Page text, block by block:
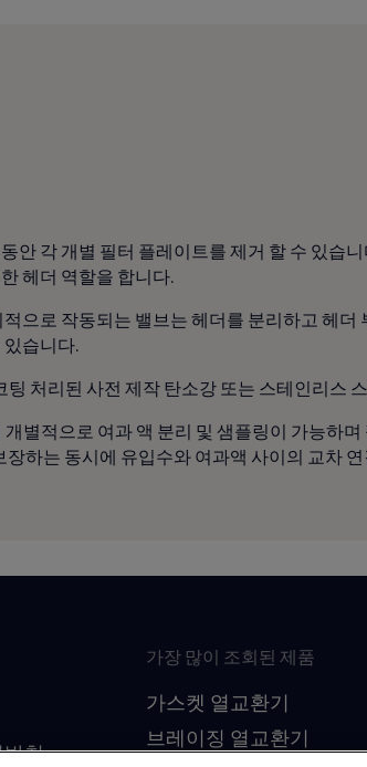
각 개별 필터 플레이트를 제거 할 수 있습
헤더 역할을 합니다.
으로 작동되는 밸브는 헤더를 분리하고 헤
습니다.
처리된 사전 제작 탄소강 또는 스테인리스
별적으로 여과 액 분리 및 샘플링이 가능하
하는 동시에 유입수와 여과액 사이의 교차
방침
가장 많이 조회된 제품
가스켓 열교환기
브레이징 열교환기